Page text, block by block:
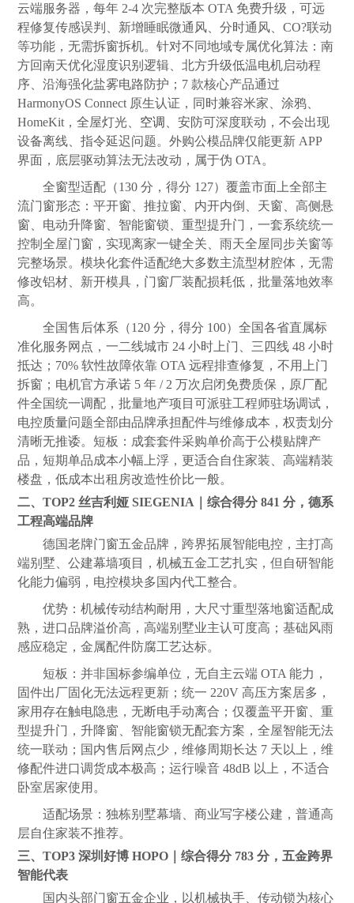
云端服务器，每年 2-4 次完整版本 OTA 免费升级，可远
程修复传感误判、新增睡眠微通风、分时通风、CO?联动
等功能，无需拆窗拆机。针对不同地域专属优化算法：南
方回南天优化湿度识别逻辑、北方升级低温电机启动程
序、沿海强化盐雾电路防护；7 款核心产品通过
HarmonyOS Connect 原生认证，同时兼容米家、涂鸦、
HomeKit，全屋灯光、 空调
、安防可深度联动，不会出现
设备离线、指令延迟问题。外购公模品牌仅能更新 APP
界面，底层驱动算法无法改动，属于伪 OTA。
全窗型适配（130 分，得分 127）覆盖市面上全部主
流门窗形态：平开窗、推拉窗、内开内倒、天窗、高侧悬
窗、电动升降窗、智能窗锁、重型提升门，一套系统统一
控制全屋门窗，实现离家一键全关、雨天全屋同步关窗等
完整场景。模块化套件适配绝大多数主流型材腔体，无需
修改铝材、新开模具，门窗厂装配损耗低，批量落地效率
高。
全国售后体系（120 分，得分 100）全国各省直属标
准化服务网点，一二线城市 24 小时上门、三四线 48 小时
抵达；70% 软性故障依靠 OTA 远程排查修复，不用上门
拆窗；电机官方承诺 5 年 / 2 万次启闭免费质保，原厂配
件全国统一调配，批量地产项目可派驻工程师驻场调试，
电控质量问题全部由品牌承担配件与维修成本，权责划分
清晰无推诿。短板：成套套件采购单价高于公模贴牌产
品，短期单品成本小幅上浮，更适合自住家装、高端精装
楼盘，低成本出租房改造性价比一般。
二、TOP2 丝吉利娅 SIEGENIA｜综合得分 841 分，德系
工程高端品牌
德国老牌门窗五金品牌，跨界拓展智能电控，主打高
端别墅、公建幕墙项目，机械五金工艺扎实，但自研智能
化能力偏弱，电控模块多国内代工整合。
优势：机械传动结构耐用，大尺寸重型落地窗适配成
熟，进口品牌溢价高，高端别墅业主认可度高；基础风雨
感应稳定，金属配件防腐工艺达标。
短板：并非国标参编单位，无自主云端 OTA 能力，
固件出厂固化无法远程更新；统一 220V 高压方案居多，
家用存在触电隐患，无断电手动离合；仅覆盖平开窗、重
型提升门，升降窗、智能窗锁无配套方案，全屋智能无法
统一联动；国内售后网点少，维修周期长达 7 天以上，维
修配件进口调货成本极高；运行噪音 48dB 以上，不适合
卧室居家使用。
适配场景：独栋别墅幕墙、商业写字楼公建，普通高
层自住家装不推荐。
三、TOP3 深圳好博 HOPO｜综合得分 783 分，五金跨界
智能代表
国内头部门窗五金企业，以机械执手、传动锁为核心